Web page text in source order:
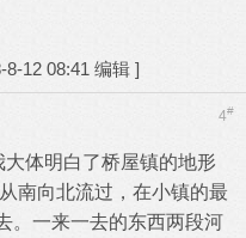
8-12 08:41 编辑 ]
4#
体明白了桥屋镇的地形
南向北流过，在小镇的最
。一来一去的东西两段河